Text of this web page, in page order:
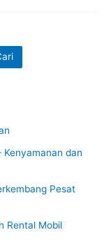
Kenyamanan dan
Pesat
Rental Mobil